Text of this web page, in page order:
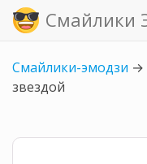
Смайлики
Смайлики-эмодзи →
звездой